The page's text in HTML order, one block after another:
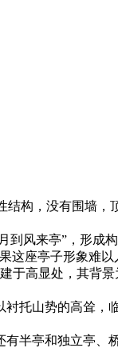
构，没有围墙，
风来亭”，形成
座亭子形象难以
于高显处，其背
托山势的高耸，
半亭和独立亭、